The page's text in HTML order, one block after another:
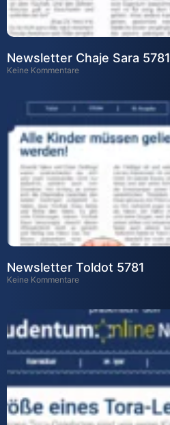
Newsletter Chaje Sara 5781
Keine Kommentare
Newsletter Toldot 5781
Keine Kommentare